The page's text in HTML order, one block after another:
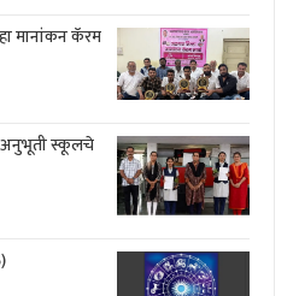
मानांकन कॅरम
अनुभूती स्कूलचे